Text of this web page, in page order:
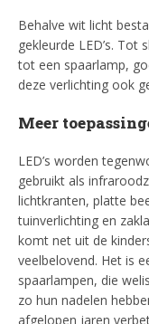
Behalve wit licht
gekleurde LED’s.
tot een spaarlamp,
deze verlichting ook
Meer
LED’s worden
gebruikt als
lichtkranten, platte
tuinverlichting en
komt net uit de
veelbelovend. Het is
spaarlampen, die
zo hun nadelen
afgelopen jaren